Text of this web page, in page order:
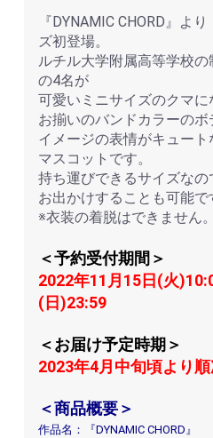
『DYNAMIC CHORD』よ
ズ初登場。
ルチル大学附属高等学校
の4名が
可愛いミニサイズのクマに
お揃いのバンドカラーの
イメージの表情がキュート
マスコットです。
持ち運びできるサイズな
お出かけすることも可能で
※衣装の着脱はできません。
＜予約受付期間＞
2022年11月15日(火
(日)23:59
＜お届け予定時期＞
2023年4月中旬頃より
＜商品概要＞
作品名：『DYNAMIC CHORD』